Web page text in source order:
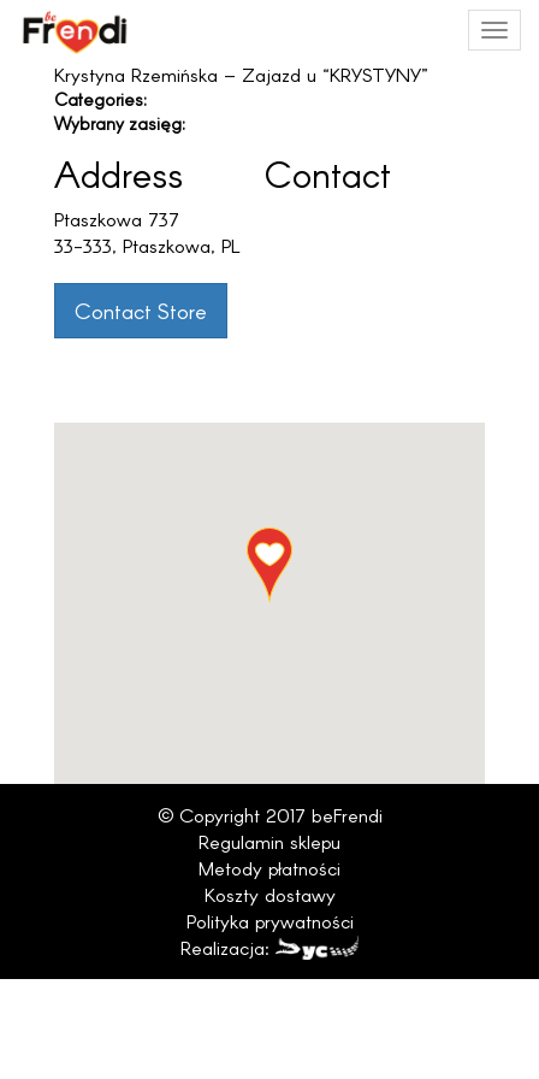
Krystyna Rzemińska – Zajazd u “KRYSTYNY”
Categories:
Wybrany zasięg:
Address
Ptaszkowa 737
33-333, Ptaszkowa, PL
Contact
Contact Store
© Copyright 2017 beFrendi
Regulamin sklepu
Metody płatności
Koszty dostawy
Polityka prywatności
Realizacja: